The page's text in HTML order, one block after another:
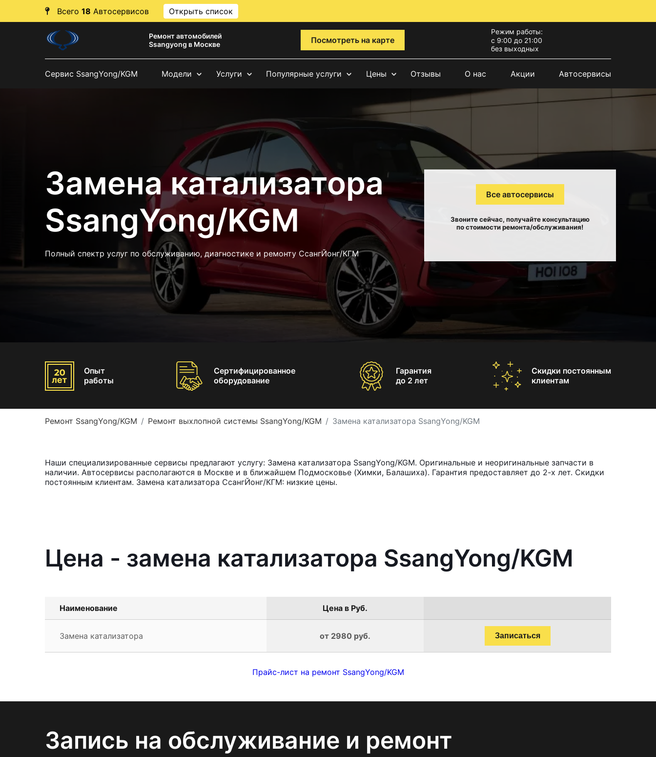
Всего 18 Автосервисов Открыть список
Ремонт автомобилей
Ssangyong в Москве
Посмотреть на карте
Режим работы:
с 9:00 до 21:00
без выходных
Сервис SsangYong/KGM Модели Услуги Популярные услуги Цены Отзывы О нас Акции Автосервисы
Замена катализатора
SsangYong/KGM
Полный спектр услуг по обслуживанию, диагностике и ремонту СсангЙонг/КГМ
Все автосервисы
Звоните сейчас, получайте консультацию
по стоимости ремонта/обслуживания!
Опыт
работы
Сертифицированное
оборудование
Гарантия
до 2 лет
Скидки постоянным
клиентам
Ремонт SsangYong/KGM Ремонт выхлопной системы SsangYong/KGM Замена катализатора SsangYong/KGM
Наши специализированные сервисы предлагают услугу: Замена катализатора SsangYong/KGM. Оригинальные и неоригинальные запчасти в
наличии. Автосервисы располагаются в Москве и в ближайшем Подмосковье (Химки, Балашиха). Гарантия предоставляет до 2-х лет. Скидки
постоянным клиентам. Замена катализатора СсангЙонг/КГМ: низкие цены.
Цена - замена катализатора SsangYong/KGM
Наименование Цена в Руб.
Замена катализатора от 2980 руб. Записаться
Прайс-лист на ремонт SsangYong/KGM
Запись на обслуживание и ремонт